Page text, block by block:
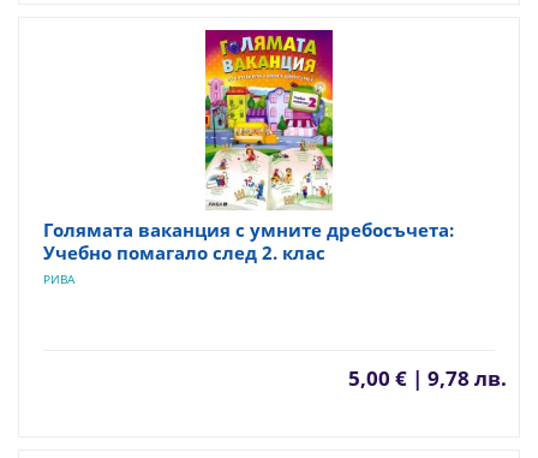
Голямата ваканция с умните дребосъчета:
Учебно помагало след 2. клас
РИВА
5,00 € | 9,78 лв.